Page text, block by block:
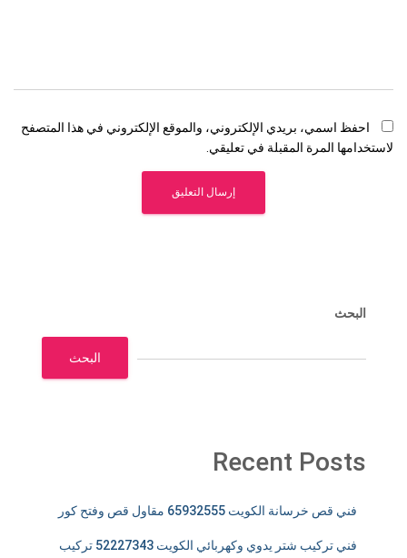
احفظ اسمي، بريدي الإلكتروني، والموقع الإلكتروني في هذا المتصفح
لاستخدامها المرة المقبلة في تعليقي.
البحث
البحث
Recent Posts
فني قص خرسانة الكويت 65932555 مقاول قص وفتح كور
فني تركيب شتر يدوي وكهربائي الكويت 52227343 تركيب